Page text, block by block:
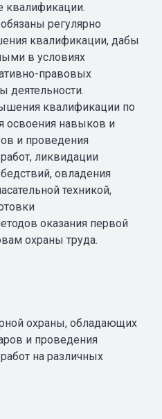
регулярно
квалификации, дабы
в условиях
правовых
деятельности.
квалификации по
освоения навыков и
и проведения
ликвидации
овладения
техникой,
оказания первой
охраны труда.
охраны, обладающих
и проведения
на различных